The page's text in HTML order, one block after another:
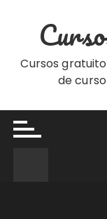
conteúdo
Cursos
de